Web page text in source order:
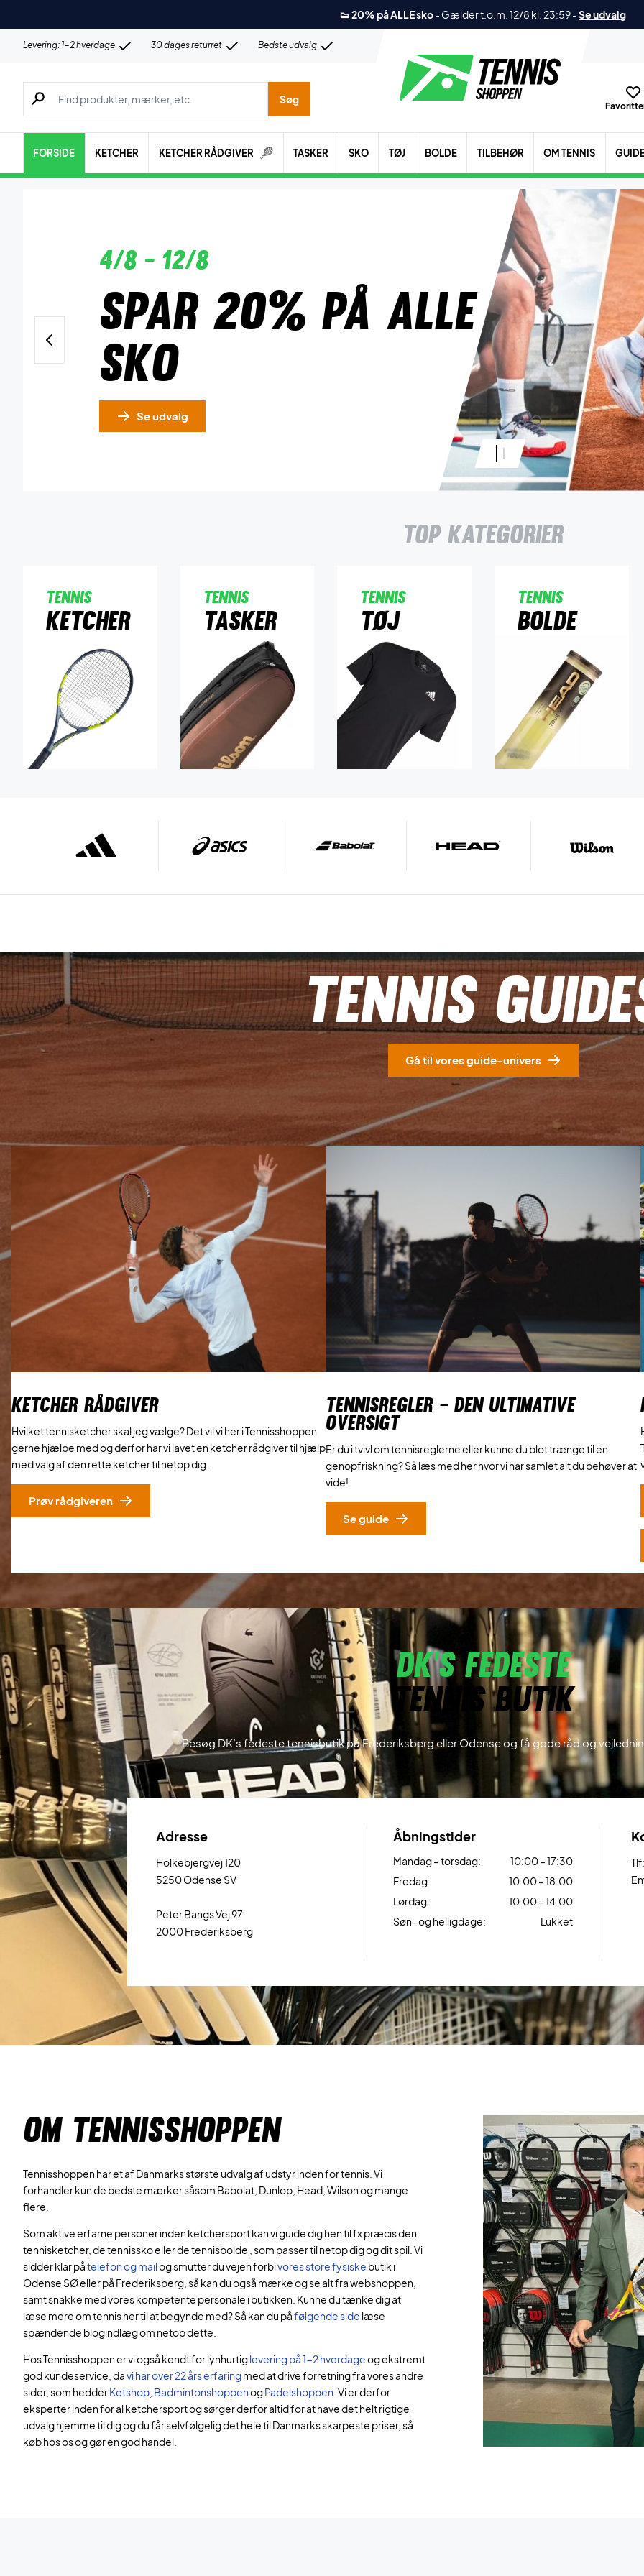
👟 20% på ALLE sko- Gælder t.o.m. 12/8 kl. 23:59-Se udvalg
Levering: 1-2 hverdage 30 dages returret Bedste udvalg
Søg efter produkter, mærker etc.
Søg
FORSIDE KETCHER KETCHER RÅDGIVER TASKER SKO TØJ BOLDE TILBEHØR OM TENNIS
4/8 - 12/8
Spar 20% på alle
sko
Se udvalg
Top kategorier
Tennis
Ketcher
Tennis
Tasker
Tennis
Tøj
Tennis
Bolde
TENNIS
Gå til vores guide-univers
KETCHER RÅDGIVER
Hvilket tennisketcher skal jeg vælge? Det vil vi her i Tennisshoppen
gerne hjælpe med og derfor har vi lavet en ketcher rådgiver til hjælp
med valg af den rette ketcher til netop dig.
Prøv rådgiveren
TENNISREGLER – DEN ULTIMATIVE
OVERSIGT
Er du i tvivl om tennisreglerne eller kunne du blot trænge til en
genopfriskning? Så læs med her hvor vi har samlet alt du behøver at
vide!
Se guide
DK’s fedeste
Tennis butik
Besøg DK’s fedeste tennisbutik på Frederiksberg eller Odense og få gode råd og
Adresse
Holkebjergvej 120
5250 Odense SV
Peter Bangs Vej 97
2000 Frederiksberg
Åbningstider
Mandag – torsdag:
10:00 – 17:30
Fredag:
10:00 – 18:00
Lørdag:
10:00 – 14:00
Søn- og helligdage:
Lukket
OM TENNISSHOPPEN
Tennisshoppen har et af Danmarks største udvalg af udstyr inden for tennis. Vi
forhandler kun de bedste mærker såsom Babolat, Dunlop, Head, Wilson og mange
flere.
Som aktive erfarne personer inden ketchersport kan vi guide dig hen til fx præcis den
tennisketcher, de tennissko eller de tennisbolde , som passer til netop dig og dit spil. Vi
sidder klar påtelefon og mailog smutter du vejen forbivores store fysiske butik i
Odense SØ eller på Frederiksberg, så kan du også mærke og se alt fra webshoppen,
samt snakke med vores kompetente personale i butikken. Kunne du tænke dig at
læse mere om tennis her til at begynde med? Så kan du påfølgende side læse
spændende blogindlæg om netop dette.
Hos Tennisshoppen er vi også kendt for lynhurtiglevering på 1-2 hverdageog ekstremt
god kundeservice, davi har over 22 års erfaringmed at drive forretning fra vores andre
sider, som hedderKetshop BadmintonshoppenogPadelshoppen . Vi er derfor
eksperter inden for al ketchersport og sørger derfor altid for at have det helt rigtige
udvalg hjemme til dig og du får selvfølgelig det hele til Danmarks skarpeste priser, så
køb hos os og gør en god handel.